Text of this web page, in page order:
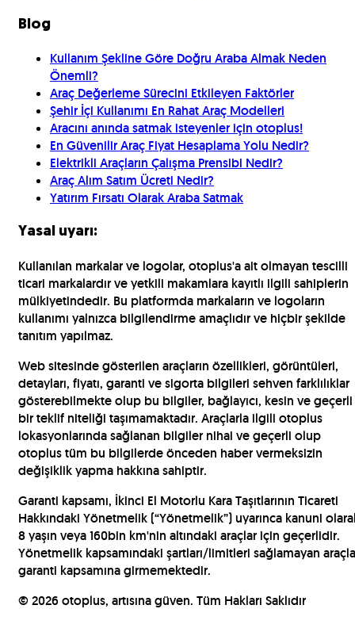
Blog
Kullanım Şekline Göre Doğru Araba Almak Neden
Önemli?
Araç Değerleme Sürecini Etkileyen Faktörler
Şehir İçi Kullanımı En Rahat Araç Modelleri
Aracını anında satmak isteyenler için otoplus!
En Güvenilir Araç Fiyat Hesaplama Yolu Nedir?
Elektrikli Araçların Çalışma Prensibi Nedir?
Araç Alım Satım Ücreti Nedir?
Yatırım Fırsatı Olarak Araba Satmak
Yasal uyarı:
Kullanılan markalar ve logolar, otoplus'a ait olmayan tescilli
ticari markalardır ve yetkili makamlara kayıtlı ilgili sahiplerin
mülkiyetindedir. Bu platformda markaların ve logoların
kullanımı yalnızca bilgilendirme amaçlıdır ve hiçbir şekilde
tanıtım yapılmaz.
Web sitesinde gösterilen araçların özellikleri, görüntüleri,
detayları, fiyatı, garanti ve sigorta bilgileri sehven farklılıklar
gösterebilmekte olup bu bilgiler, bağlayıcı, kesin ve geçerli
bir teklif niteliği taşımamaktadır. Araçlarla ilgili otoplus
lokasyonlarında sağlanan bilgiler nihai ve geçerli olup
otoplus tüm bu bilgilerde önceden haber vermeksizin
değişiklik yapma hakkına sahiptir.
Garanti kapsamı, İkinci El Motorlu Kara Taşıtlarının Ticareti
Hakkındaki Yönetmelik (“Yönetmelik”) uyarınca kanuni
8 yaşın veya 160bin km'nin altındaki araçlar için geçerlidir.
Yönetmelik kapsamındaki şartları/limitleri sağlamayan
garanti kapsamına girmemektedir.
© 2026 otoplus, artısına güven. Tüm Hakları Saklıdır